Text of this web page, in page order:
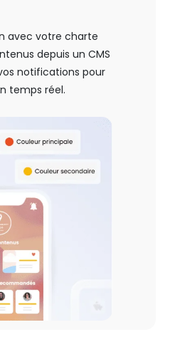
avec votre charte
depuis un CMS
notifications pour
temps réel.